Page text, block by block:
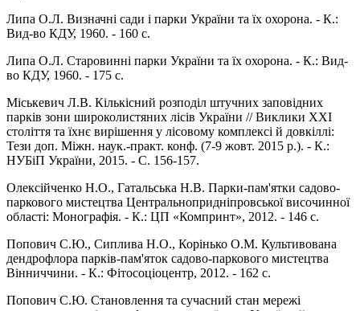
Липа О.Л. Визначні сади і парки України та їх охорона. - К.:
Вид-во КДУ, 1960. - 160 с.
Липа О.Л. Старовинні парки України та їх охорона. - К.: Вид-
во КДУ, 1960. - 175 с.
Міськевич Л.В. Кількісний розподіл штучних заповідних
парків зони широколистяних лісів України // Виклики XXI
століття та їхнє вирішення у лісовому комплексі й довкіллі:
Тези доп. Міжн. наук.-практ. конф. (7-9 жовт. 2015 р.). - К.:
НУБіП України, 2015. - С. 156-157.
Олексійченко Н.О., Гатальська Н.В. Парки-пам'ятки садово-
паркового мистецтва Центральнопридніпровської височинної
області: Монографія. - К.: ЦП «Компринт», 2012. - 146 с.
Попович С.Ю., Сиплива Н.О., Корінько О.М. Культивована
дендрофлора парків-пам'яток садово-паркового мистецтва
Вінниччини. - К.: Фітосоціоцентр, 2012. - 162 с.
Попович С.Ю. Становлення та сучасний стан мережі